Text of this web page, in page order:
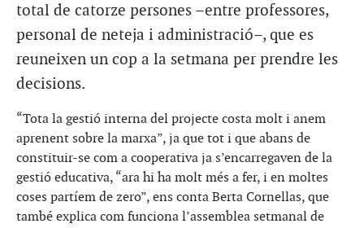
total de catorze persones –entre professores,
personal de neteja i administració–, que es
reuneixen un cop a la setmana per prendre les
decisions.
“Tota la gestió interna del projecte costa molt i anem
aprenent sobre la marxa”, ja que tot i que abans de
constituir-se com a cooperativa ja s’encarregaven de la
gestió educativa, “ara hi ha molt més a fer, i en moltes
coses partíem de zero”, ens conta Berta Cornellas, que
també explica com funciona l’assemblea setmanal de